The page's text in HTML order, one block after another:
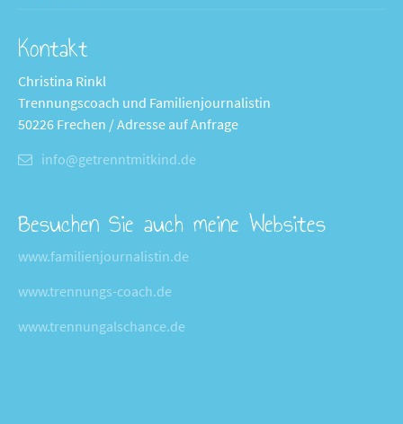
Kontakt
Christina Rinkl
Trennungscoach und Familienjournalistin
50226 Frechen / Adresse auf Anfrage
info@getrenntmitkind.de
Besuchen Sie auch meine Websites
www.familienjournalistin.de
www.trennungs-coach.de
www.trennungalschance.de